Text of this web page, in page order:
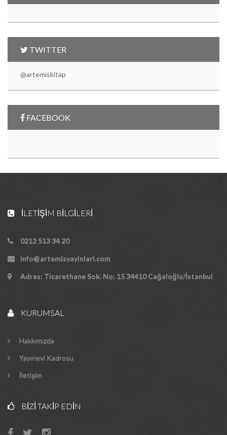
TWITTER
@artemiskitap
FACEBOOK
İLETIŞIM BILGILERI
0212 513 34 20
info@artemisyayinlari.com
Adres: Ticarethane Sok. No: 15 34410 Cağaloğlu/İstanbul
KURUMSAL
Hakkımızda
Yayınevi Kadrosu
İletişim
BIZI TAKIP EDIN